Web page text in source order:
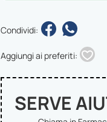
Condividi:
Aggiungi ai preferiti:
SERVE